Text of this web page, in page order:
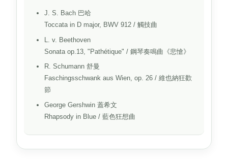
J. S. Bach巴哈
Toccata in D major, BWV 912/ 觸技曲
L. v. Beethoven
Sonata op.13, "Pathétique" / 鋼琴奏鳴曲《悲愴》
R. Schumann舒曼
Faschingsschwank aus Wien, op. 26/ 維也納狂歡
節
George Gershwin蓋希文
Rhapsody in Blue/ 藍色狂想曲